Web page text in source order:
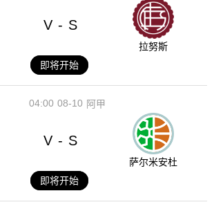
V - S
拉努斯
即将开始
08-10
04:00 阿甲
V - S
萨尔米安杜
即将开始